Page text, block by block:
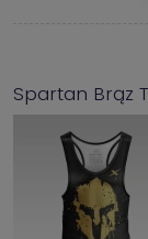
Spartan Brąz